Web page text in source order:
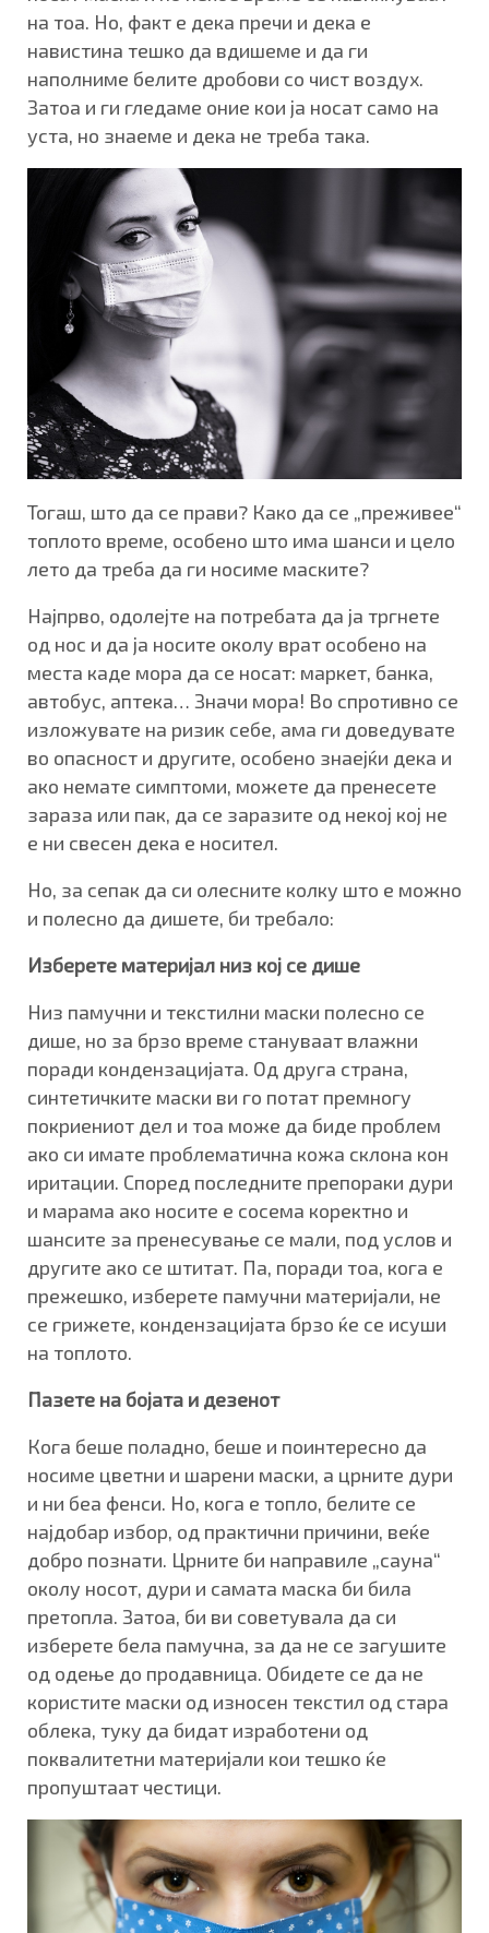
на тоа. Но, факт е дека пречи и дека е
навистина тешко да вдишеме и да ги
наполниме белите дробови со чист воздух.
Затоа и ги гледаме оние кои ја носат само на
уста, но знаеме и дека не треба така.
Тогаш, што да се прави? Како да се „преживее“
топлото време, особено што има шанси и цело
лето да треба да ги носиме маските?
Најпрво, одолејте на потребата да ја тргнете
од нос и да ја носите околу врат особено на
места каде мора да се носат: маркет, банка,
автобус, аптека… Значи мора! Во спротивно се
изложувате на ризик себе, ама ги доведувате
во опасност и другите, особено знаејќи дека и
ако немате симптоми, можете да пренесете
зараза или пак, да се заразите од некој кој не
е ни свесен дека е носител.
Но, за сепак да си олесните колку што е можно
и полесно да дишете, би требало:
Изберете материјал низ кој се дише
Низ памучни и текстилни маски полесно се
дише, но за брзо време стануваат влажни
поради кондензацијата. Од друга страна,
синтетичките маски ви го потат премногу
покриениот дел и тоа може да биде проблем
ако си имате проблематична кожа склона кон
иритации. Според последните препораки дури
и марама ако носите е сосема коректно и
шансите за пренесување се мали, под услов и
другите ако се штитат. Па, поради тоа, кога е
прежешко, изберете памучни материјали, не
се грижете, кондензацијата брзо ќе се исуши
на топлото.
Пазете на бојата и дезенот
Кога беше поладно, беше и поинтересно да
носиме цветни и шарени маски, а црните дури
и ни беа фенси. Но, кога е топло, белите се
најдобар избор, од практични причини, веќе
добро познати. Црните би направиле „сауна“
околу носот, дури и самата маска би била
претопла. Затоа, би ви советувала да си
изберете бела памучна, за да не се загушите
од одење до продавница. Обидете се да не
користите маски од износен текстил од стара
облека, туку да бидат изработени од
поквалитетни материјали кои тешко ќе
пропуштаат честици.